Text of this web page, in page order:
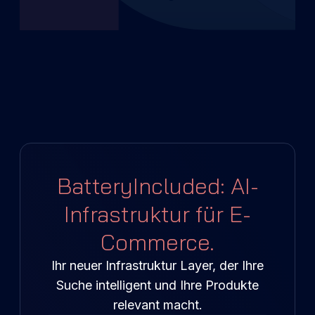
BatteryIncluded: AI-
Infrastruktur für E-
Commerce.
Ihr neuer Infrastruktur Layer, der Ihre
Suche intelligent und Ihre Produkte
relevant macht.